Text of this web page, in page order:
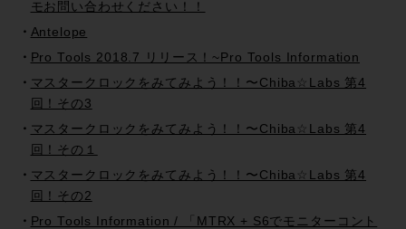
モお問い合わせください！！
Antelope
Pro Tools 2018.7 リリース！~Pro Tools Information
マスタークロックをみてみよう！！〜Chiba☆Labs 第4
回！その3
マスタークロックをみてみよう！！〜Chiba☆Labs 第4
回！その１
マスタークロックをみてみよう！！〜Chiba☆Labs 第4
回！その2
Pro Tools Information / 「MTRX + S6でモニターコント